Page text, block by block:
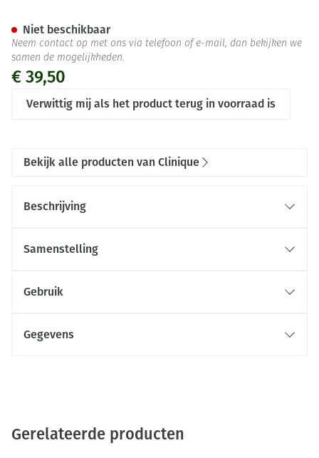
€ 39,50
Verwittig mij als het product terug in voorraad is
Niet beschikbaar
Neem contact op met ons via telefoon of e-mail, dan bekijken we
samen de mogelijkheden.
Bekijk alle producten van Clinique
Beschrijving
Samenstelling
Gebruik
Gegevens
Gerelateerde producten